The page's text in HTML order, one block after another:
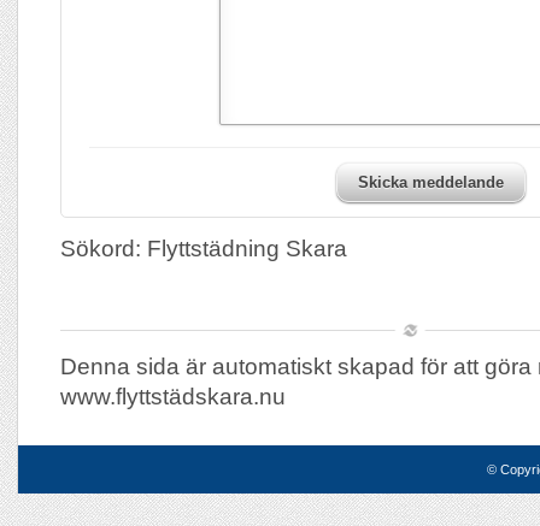
Skicka meddelande
Sökord: Flyttstädning Skara
Denna sida är automatiskt skapad för att göra
www.flyttstädskara.nu
©